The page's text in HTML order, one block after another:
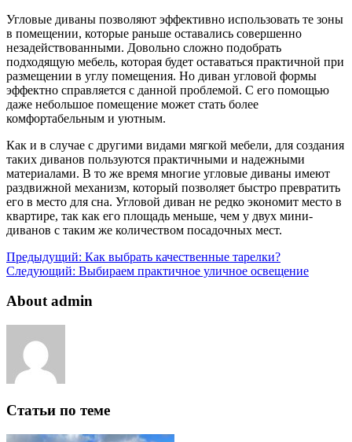
Угловые диваны позволяют эффективно использовать те зоны
в помещении, которые раньше оставались совершенно
незадействованными. Довольно сложно подобрать
подходящую мебель, которая будет оставаться практичной при
размещении в углу помещения. Но диван угловой формы
эффектно справляется с данной проблемой. С его помощью
даже небольшое помещение может стать более
комфортабельным и уютным.
Как и в случае с другими видами мягкой мебели, для создания
таких диванов пользуются практичными и надежными
материалами. В то же время многие угловые диваны имеют
раздвижной механизм, который позволяет быстро превратить
его в место для сна. Угловой диван не редко экономит место в
квартире, так как его площадь меньше, чем у двух мини-
диванов с таким же количеством посадочных мест.
Предыдущий: Как выбрать качественные тарелки?
Следующий: Выбираем практичное уличное освещение
About admin
Статьи по теме